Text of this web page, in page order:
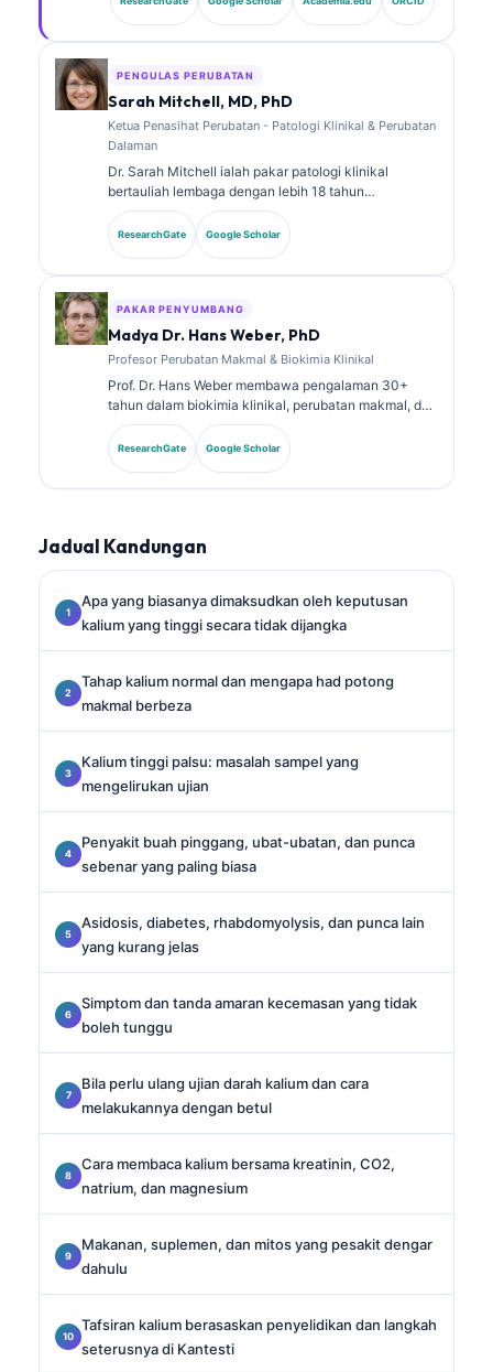
Pegawai Perubatan di Kantesti AI, beliau
Klein telah menerbitkan secara meluas mengenai
tafsiran biomarker dan diagnostik makmal dalam
PENGULAS PERUBATAN
Sarah Mitchell, MD, PhD
Ketua Penasihat Perubatan - Patologi Klinikal & Perubatan
Dalaman
Dr. Sarah Mitchell ialah pakar patologi klinikal
bertauliah lembaga dengan lebih 18 tahun
pengalaman dalam perubatan makmal dan analisis
diagnostik. Beliau memiliki pensijilan kepakaran
dalam kimia klinikal dan telah menerbitkan secara
ResearchGate Google Scholar
PAKAR PENYUMBANG
Madya Dr. Hans Weber, PhD
Profesor Perubatan Makmal & Biokimia Klinikal
Prof. Dr. Hans Weber membawa pengalaman 30+
tahun dalam biokimia klinikal, perubatan makmal, dan
penyelidikan biomarker. Bekas Presiden Persatuan
Kimia Klinikal Jerman, beliau pakar dalam analisis
panel diagnostik, penyeragaman biomarker, dan
ResearchGate Google Scholar
Jadual Kandungan
Apa yang biasanya dimaksudkan oleh keputusan
kalium yang tinggi secara tidak dijangka
Tahap kalium normal dan mengapa had potong
makmal berbeza
Kalium tinggi palsu: masalah sampel yang
mengelirukan ujian
Penyakit buah pinggang, ubat-ubatan, dan punca
sebenar yang paling biasa
Asidosis, diabetes, rhabdomyolysis, dan punca lain
yang kurang jelas
Simptom dan tanda amaran kecemasan yang tidak
boleh tunggu
Bila perlu ulang ujian darah kalium dan cara
melakukannya dengan betul
Cara membaca kalium bersama kreatinin, CO2,
natrium, dan magnesium
Makanan, suplemen, dan mitos yang pesakit dengar
dahulu
Tafsiran kalium berasaskan penyelidikan dan langkah
seterusnya di Kantesti